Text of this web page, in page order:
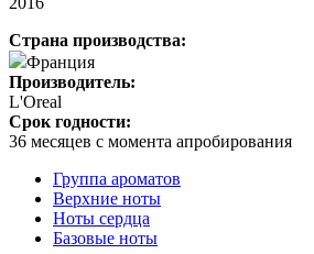
Страна производства:
Франция
Производитель:
L'Oreal
Срок годности:
36 месяцев с момента апробирования
Группа ароматов
Верхние ноты
Ноты сердца
Базовые ноты